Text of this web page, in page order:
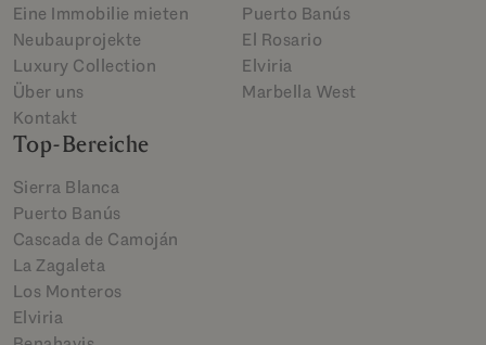
Eine Immobilie mieten
Neubauprojekte
Luxury Collection
Über uns
Kontakt
Puerto Banús
El Rosario
Elviria
Marbella West
Top-Bereiche
Sierra Blanca
Puerto Banús
Cascada de Camoján
La Zagaleta
Los Monteros
Elviria